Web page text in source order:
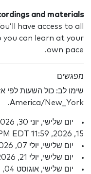
and materials
have access to all
you can learn at your
own pace.
מפגשים
שימו לב: כול השעות לפי
America/New_York.
15, 2026, 11:59 PM EDT
יום שלישי, יולי 07, 2026, 08:30 PM – EDT
יום שלישי, יולי 21, 2026, 08:30 PM – EDT